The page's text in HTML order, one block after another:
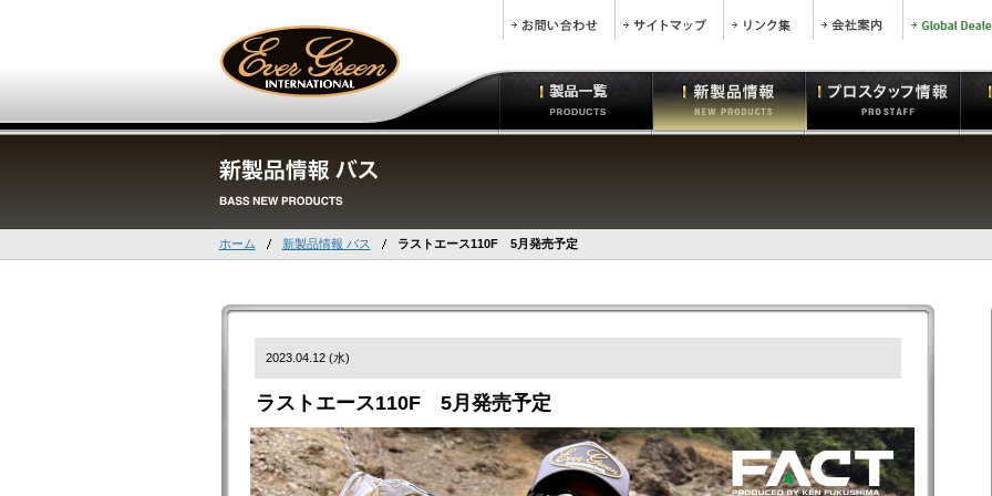
ホーム 新製品情報 バス ラストエース110F 5月発売予定
2023.04.12 (水)
ラストエース110F 5月発売予定